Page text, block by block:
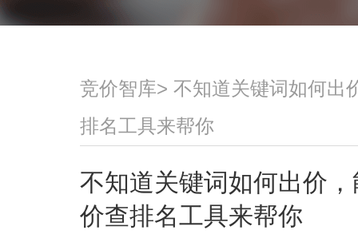
竞价智库> 不知道关键词如何出
排名工具来帮你
不知道关键词如何出价
价查排名工具来帮你